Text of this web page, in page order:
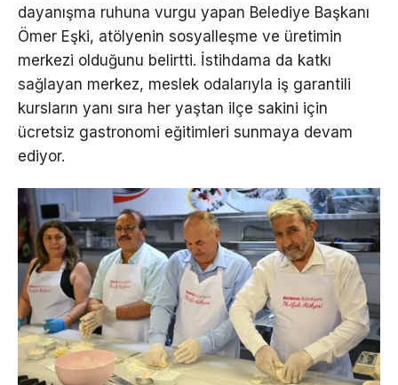
dayanışma ruhuna vurgu yapan Belediye Başkanı
Ömer Eşki, atölyenin sosyalleşme ve üretimin
merkezi olduğunu belirtti. İstihdama da katkı
sağlayan merkez, meslek odalarıyla iş garantili
kursların yanı sıra her yaştan ilçe sakini için
ücretsiz gastronomi eğitimleri sunmaya devam
ediyor.